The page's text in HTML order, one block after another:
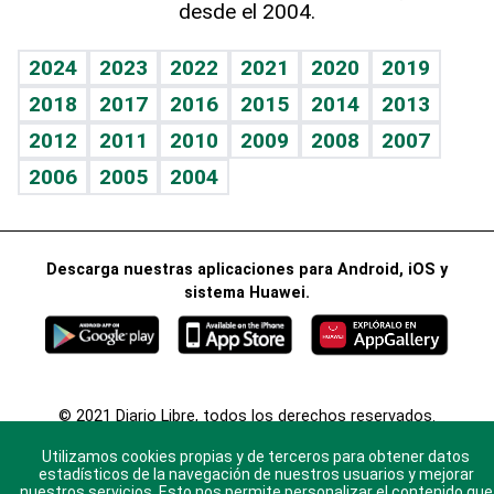
Vida y familia
Eñe
Celebrando la vida
Sin complejos
En pocas palabras
Escuchando al corazón
Economía Personal
BRV
TBT Deportivo
Más firmas
Guía del dinero
Horóscopos
Juegos
desde el 2004.
2024 2023 2022 2021 2020
2019
2018
2017 2016 2015 2014
2013
2012
2011 2010 2009 2008
2007
2006
2005 2004
Descarga nuestras aplicaciones para Android, iOS y
sistema Huawei.
© 2021 Diario Libre, todos los derechos reservados.
nosotros y conoce más sobre Diario Libre
Utilizamos cookies propias y de terceros para obtener datos
estadísticos de la navegación de nuestros usuarios y mejorar